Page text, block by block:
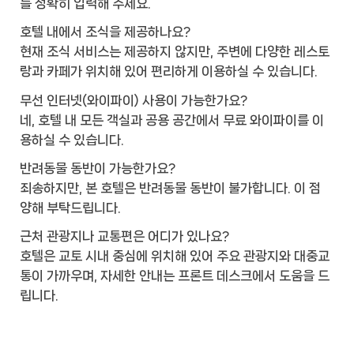
를 정확히 입력해 주세요.
호텔 내에서 조식을 제공하나요?
현재 조식 서비스는 제공하지 않지만, 주변에 다양한 레스토
랑과 카페가 위치해 있어 편리하게 이용하실 수 있습니다.
무선 인터넷(와이파이) 사용이 가능한가요?
네, 호텔 내 모든 객실과 공용 공간에서 무료 와이파이를 이
용하실 수 있습니다.
반려동물 동반이 가능한가요?
죄송하지만, 본 호텔은 반려동물 동반이 불가합니다. 이 점
양해 부탁드립니다.
근처 관광지나 교통편은 어디가 있나요?
호텔은 교토 시내 중심에 위치해 있어 주요 관광지와 대중교
통이 가까우며, 자세한 안내는 프론트 데스크에서 도움을 드
립니다.